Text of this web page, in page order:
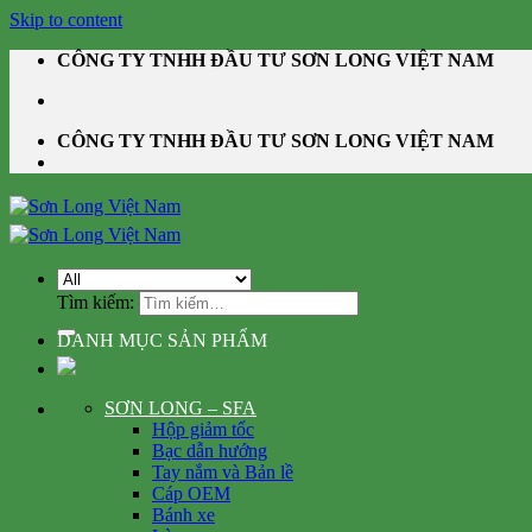
Skip to content
CÔNG TY TNHH ĐẦU TƯ SƠN LONG VIỆT NAM
CÔNG TY TNHH ĐẦU TƯ SƠN LONG VIỆT NAM
Tìm kiếm:
DANH MỤC SẢN PHẨM
SƠN LONG – SFA
Hộp giảm tốc
Bạc dẫn hướng
Tay nắm và Bản lề
Cáp OEM
Bánh xe